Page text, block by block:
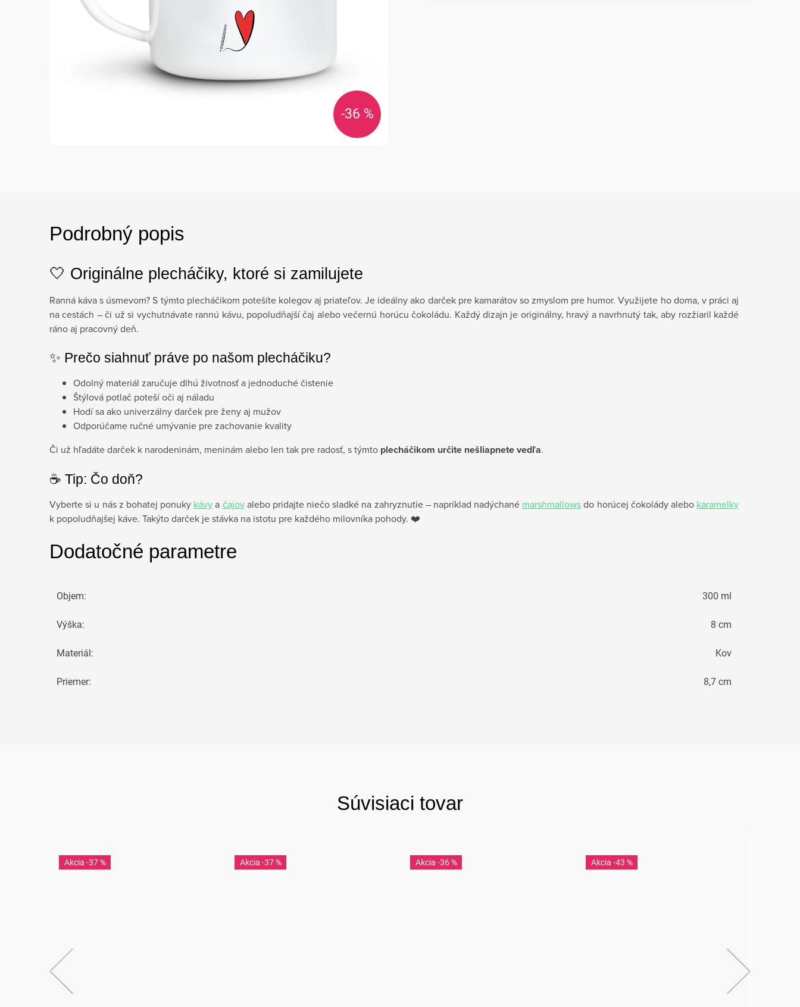
-36 %
Podrobný popis
🤍 Originálne plecháčiky, ktoré si zamilujete
Ranná káva s úsmevom? S týmto plecháčikom potešíte kolegov aj priateľov. Je ideálny ako darček pre kamarátov so zmyslom pre humor. Využijete ho doma, v práci aj
na cestách – či už si vychutnávate rannú kávu, popoludňajší čaj alebo večernú horúcu čokoládu. Každý dizajn je originálny, hravý a navrhnutý tak, aby rozžiaril každé
ráno aj pracovný deň.
✨ Prečo siahnuť práve po našom plecháčiku?
Odolný materiál zaručuje dlhú životnosť a jednoduché čistenie
Štýlová potlač poteší oči aj náladu
Hodí sa ako univerzálny darček pre ženy aj mužov
Odporúčame ručné umývanie pre zachovanie kvality
Či už hľadáte darček k narodeninám, meninám alebo len tak pre radosť, s týmto plecháčikom určite nešliapnete vedľa.
☕️ Tip: Čo doň?
Vyberte si u nás z bohatej ponuky kávya čajovalebo pridajte niečo sladké na zahryznutie – napríklad nadýchané marshmallowsdo horúcej čokolády alebo karamelky
k popoludňajšej káve. Takýto darček je stávka na istotu pre každého milovníka pohody. ❤️
Dodatočné parametre
Objem: 300 ml
Výška: 8 cm
Materiál: Kov
Priemer: 8,7 cm
Súvisiaci tovar
-37 % -37 % -36 % -43 %